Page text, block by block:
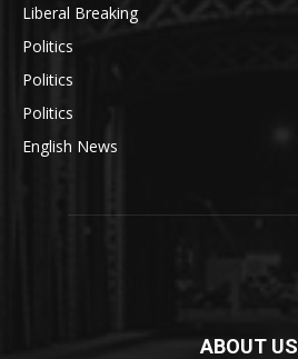
Liberal Breaking
Politics
Politics
Politics
English News
ABOUT US